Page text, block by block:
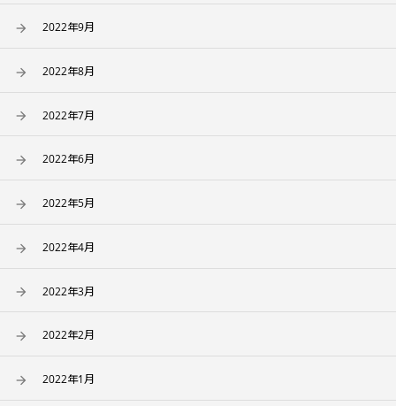
2022年9月
2022年8月
2022年7月
2022年6月
2022年5月
2022年4月
2022年3月
2022年2月
2022年1月